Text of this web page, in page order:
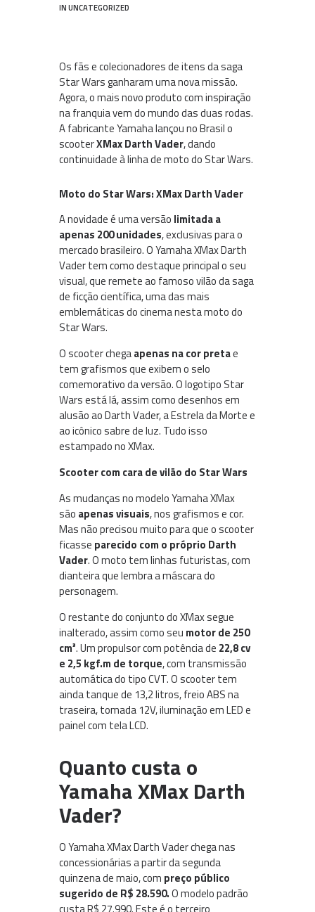
INUNCATEGORIZED
Os fãs e colecionadores de itens da saga
Star Wars ganharam uma nova missão.
Agora, o mais novo produto com inspiração
na franquia vem do mundo das duas rodas.
A fabricante Yamaha lançou no Brasil o
scooterXMax Darth Vader, dando
continuidade à linha de moto do Star Wars.
Moto do Star Wars: XMax Darth Vader
A novidade é uma versão limitada a
apenas 200 unidades, exclusivas para o
mercado brasileiro. O Yamaha XMax Darth
Vader tem como destaque principal o seu
visual, que remete ao famoso vilão da saga
de ficção científica, uma das mais
emblemáticas do cinema nesta moto do
Star Wars.
O scooter chegaapenas na cor pretae
tem grafismos que exibem o selo
comemorativo da versão. O logotipo Star
Wars está lá, assim como desenhos em
alusão ao Darth Vader, a Estrela da Morte e
ao icônico sabre de luz. Tudo isso
estampado no XMax.
Scooter com cara de vilão do Star Wars
As mudanças no modelo Yamaha XMax
são apenas visuais, nos grafismos e cor.
Mas não precisou muito para que o scooter
ficasse parecido com o próprio Darth
Vader. O moto tem linhas futuristas, com
dianteira que lembra a máscara do
personagem.
O restante do conjunto do XMax segue
inalterado, assim como seu motor de 250
cm³. Um propulsor com potência de 22,8 cv
e 2,5 kgf.m de torque, com transmissão
automática do tipo CVT. O scooter tem
ainda tanque de 13,2 litros, freio ABS na
traseira, tomada 12V, iluminação em LED e
painel com tela LCD.
Quanto custa o
Yamaha XMax Darth
Vader?
O Yamaha XMax Darth Vader chega nas
concessionárias a partir da segunda
quinzena de maio, com preço público
sugerido de R$ 28.590.O modelo padrão